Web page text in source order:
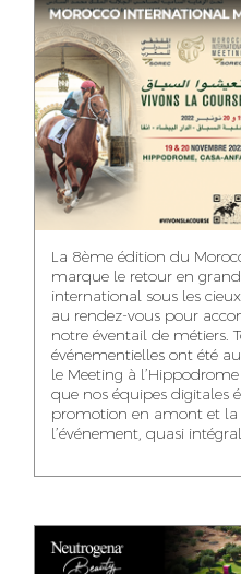
ASMAA MAZZI
ACCOUNT
DIRECTOR
TAHA EL
ART
FINANCIAL
MANAGER
ACCOUNT
MANAGER
FATIMA ZAHRA
DEBBAGH
ACCOUNT
MOHAMED
HARRATIA
DIGITAL
GHITA EL ARABI
EZZAKI
La 8ème édition du
marque le retour en
international sous les
au rendez-vous pour
notre éventail de métiers.
événementielles ont été
le Meeting à
que nos équipes digitales
promotion en amont et la
l’événement, quasi